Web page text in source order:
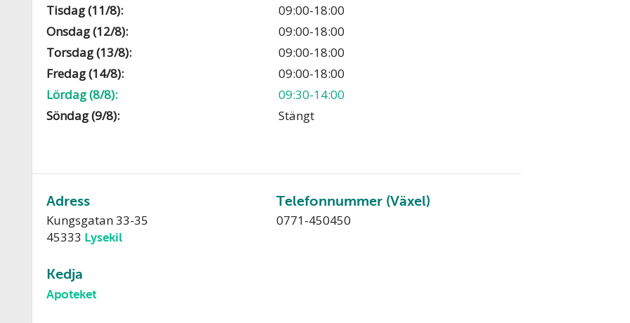
Tisdag (11/8):
09:00-18:00
Onsdag (12/8):
09:00-18:00
Torsdag (13/8):
09:00-18:00
Fredag (14/8):
09:00-18:00
Lördag (8/8):
09:30-14:00
Söndag (9/8):
Stängt
Adress
Kungsgatan 33-35
45333 Lysekil
Telefonnummer (Växel)
0771-450450
Kedja
Apoteket